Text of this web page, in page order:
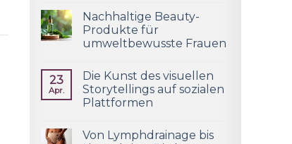
Nachhaltige Beauty-
Produkte für
umweltbewusste Frauen
23
Apr.
Die Kunst des visuellen
Storytellings auf sozialen
Plattformen
Von Lymphdrainage bis